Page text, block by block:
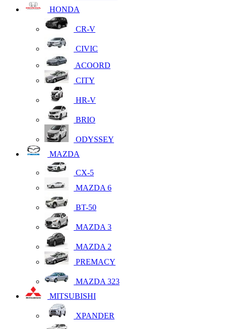
HONDA
CR-V
CIVIC
ACOORD
CITY
HR-V
BRIO
ODYSSEY
MAZDA
CX-5
MAZDA 6
BT-50
MAZDA 3
MAZDA 2
PREMACY
MAZDA 323
MITSUBISHI
XPANDER